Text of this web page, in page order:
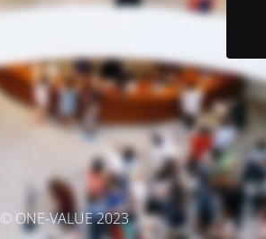
© ONE-VALUE 2023